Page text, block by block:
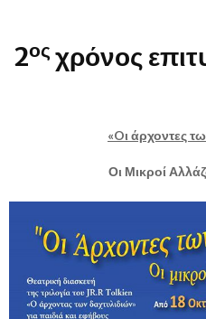
2ος χρόνος
«Oι άρχοντες
Οι Μικροί